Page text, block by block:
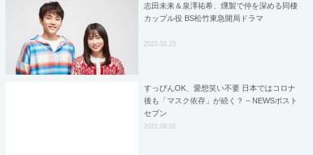
志田未来＆泉澤祐希、燻製で仲を深める同棲
カップル役 BS松竹東急開局ドラマ
2022.02.25
すっぴんOK、愛想笑い不要 日本ではコロナ
後も「マスク依存」が続く？ – NEWSポスト
セブン
2021.08.02